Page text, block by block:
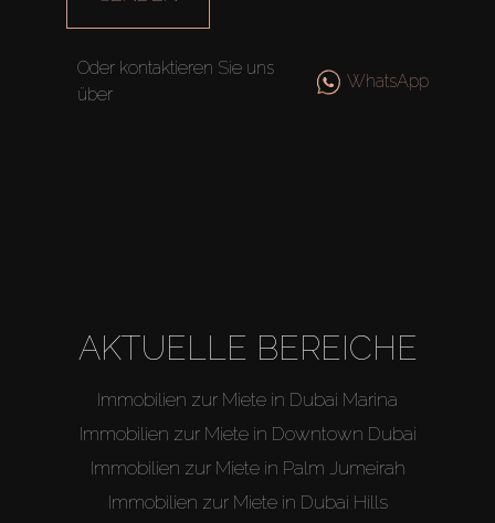
Oder kontaktieren Sie uns
über
WhatsApp
AKTUELLE BEREICHE
Immobilien zur Miete in Dubai Marina
Immobilien zur Miete in Downtown Dubai
Immobilien zur Miete in Palm Jumeirah
Immobilien zur Miete in Dubai Hills